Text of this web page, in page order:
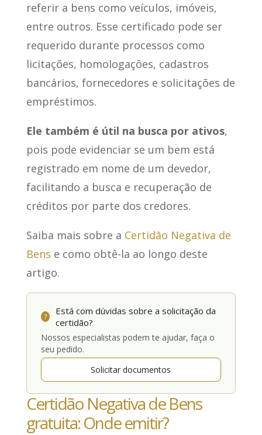
referir a bens como veículos, imóveis,
entre outros. Esse certificado pode ser
requerido durante processos como
licitações, homologações, cadastros
bancários, fornecedores e solicitações de
empréstimos.
Ele também é útil na busca por ativos,
pois pode evidenciar se um bem está
registrado em nome de um devedor,
facilitando a busca e recuperação de
créditos por parte dos credores.
Saiba mais sobre a Certidão Negativa de
Bens e como obtê-la ao longo deste
artigo.
?
Está com dúvidas sobre a solicitação da
certidão?
Nossos especialistas podem te ajudar, faça o
seu pedido.
Solicitar documentos
Certidão Negativa de Bens
gratuita: Onde emitir?